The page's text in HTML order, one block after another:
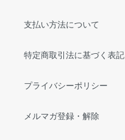
支払い方法について
特定商取引法に基づく表記
プライバシーポリシー
メルマガ登録・解除